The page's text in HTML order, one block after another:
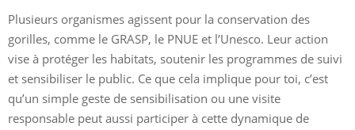
Plusieurs organismes agissent pour la conservation des
gorilles, comme le GRASP, le PNUE et l’Unesco. Leur action
vise à protéger les habitats, soutenir les programmes de suivi
et sensibiliser le public. Ce que cela implique pour toi, c’est
qu’un simple geste de sensibilisation ou une visite
responsable peut aussi participer à cette dynamique de